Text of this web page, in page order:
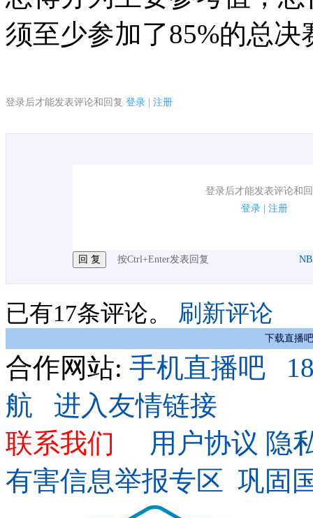
须至少参加了85%的总
登录后才能发表评论和回复 登录 注册
登录后才能发表评论和
登录| 注册
1.电脑端新用户可以发表评论了！
按Ctrl+Enter发表回复
已有17条评论。 刷新评论
下载直播
合作网站: 手机直播吧
航
进入友情链接
联系我们
用户协议 隐
有害信息举报专区 巩固